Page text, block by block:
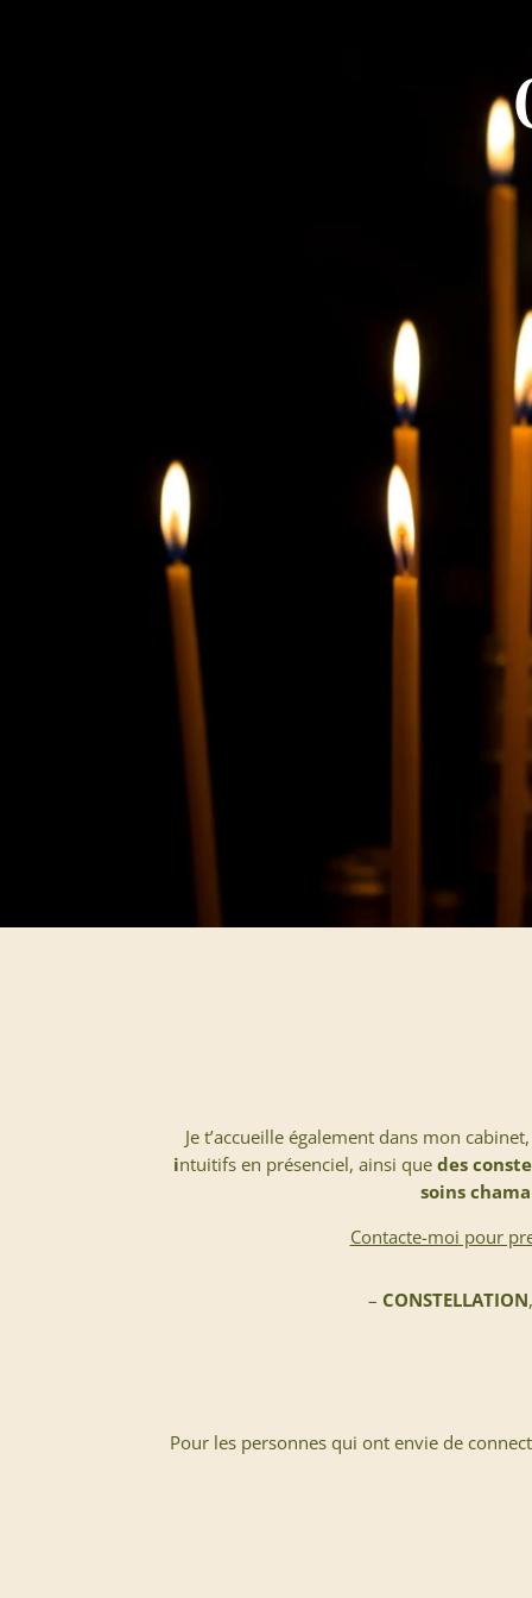
Je t’accueille également dans mon
intuitifs en présenciel, ainsi que des
soins
Contacte-moi pour
– CONSTELLATION
Pour les personnes qui ont envie de